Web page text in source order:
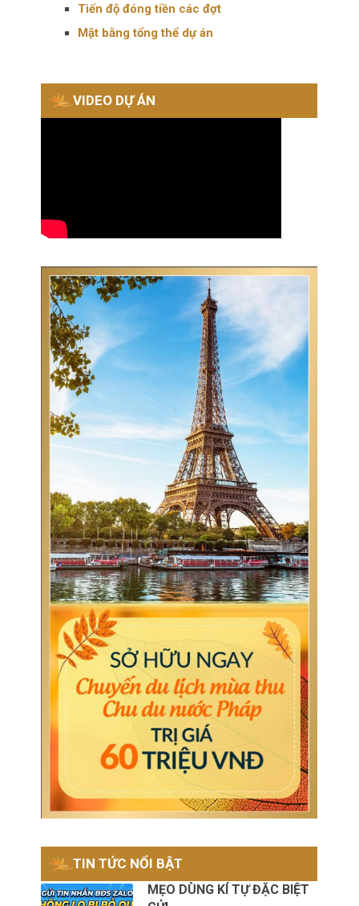
Tiến độ đóng tiền các đợt
Mặt bằng tổng thể dự án
VIDEO DỰ ÁN
TIN TỨC NỔI BẬT
MẸO DÙNG KÍ TỰ ĐẶC BIỆT